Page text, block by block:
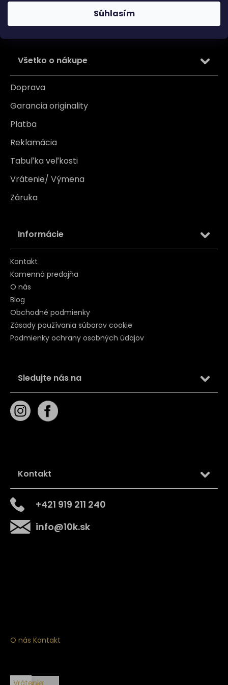
Súhlasím
Všetko o nákupe
Doprava
Garancia originality
Platba
Reklamácia
Tabuľka veľkosti
Vrátenie/ Výmena
Záruka
Informácie
Kontakt
Kamenná predajňa
O nás
Blog
Obchodné podmienky
Zásady používania súborov cookie
Podmienky ochrany osobných údajov
Sledujte nás na
Kontakt
info@10k.sk
+421 919 211 240
O nás Kontakt